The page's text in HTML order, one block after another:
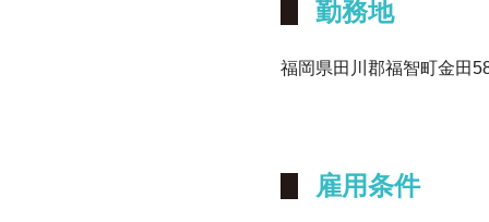
勤務地
福岡県田川郡福智町金田
雇用条件